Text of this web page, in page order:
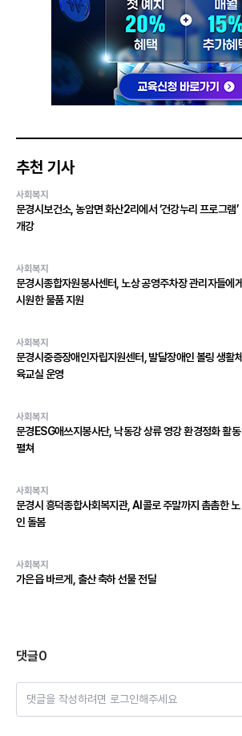
추천 기사
사회복지
문경시보건소, 농암면 화산2리에서 ‘건강누리 프로그램’
개강
사회복지
문경시종합자원봉사센터, 노상 공영주차장 관리자들에게
시원한 물품 지원
사회복지
문경시중증장애인자립지원센터, 발달장애인 볼링 생활체
육교실 운영
사회복지
문경ESG애쓰지봉사단, 낙동강 상류 영강 환경정화 활동
펼쳐
사회복지
문경시 흥덕종합사회복지관, AI콜로 주말까지 촘촘한 노
인 돌봄
사회복지
가은읍 바르게, 출산 축하 선물 전달
댓글0
댓글을 작성하려면 로그인해주세요